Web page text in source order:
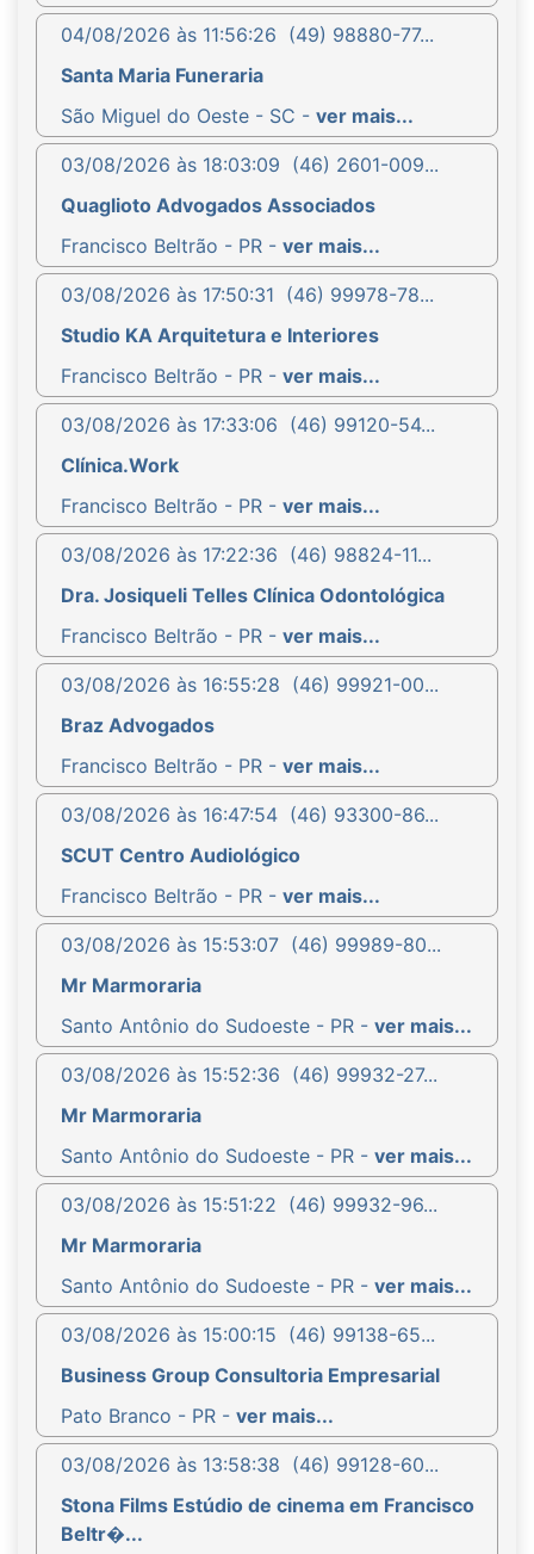
04/08/2026 às 11:56:26 (49) 98880-77...
Santa Maria Funeraria
São Miguel do Oeste - SC - ver mais...
03/08/2026 às 18:03:09 (46) 2601-009...
Quaglioto Advogados Associados
Francisco Beltrão - PR - ver mais...
03/08/2026 às 17:50:31 (46) 99978-78...
Studio KA Arquitetura e Interiores
Francisco Beltrão - PR - ver mais...
03/08/2026 às 17:33:06 (46) 99120-54...
Clínica.Work
Francisco Beltrão - PR - ver mais...
03/08/2026 às 17:22:36 (46) 98824-11...
Dra. Josiqueli Telles Clínica Odontológica
Francisco Beltrão - PR - ver mais...
03/08/2026 às 16:55:28 (46) 99921-00...
Braz Advogados
Francisco Beltrão - PR - ver mais...
03/08/2026 às 16:47:54 (46) 93300-86...
SCUT Centro Audiológico
Francisco Beltrão - PR - ver mais...
03/08/2026 às 15:53:07 (46) 99989-80...
Mr Marmoraria
Santo Antônio do Sudoeste - PR - ver mais...
03/08/2026 às 15:52:36 (46) 99932-27...
Mr Marmoraria
Santo Antônio do Sudoeste - PR - ver mais...
03/08/2026 às 15:51:22 (46) 99932-96...
Mr Marmoraria
Santo Antônio do Sudoeste - PR - ver mais...
03/08/2026 às 15:00:15 (46) 99138-65...
Business Group Consultoria Empresarial
Pato Branco - PR - ver mais...
03/08/2026 às 13:58:38 (46) 99128-60...
Stona Films Estúdio de cinema em Francisco
Beltr�...